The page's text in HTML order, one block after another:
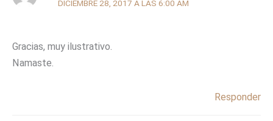
DICIEMBRE 28, 2017 A LAS 6:00 AM
Gracias, muy ilustrativo.
Namaste.
Responder